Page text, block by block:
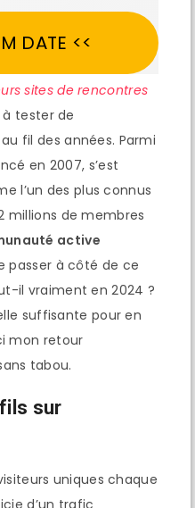
DATE <<
sites de rencontres
à tester de
fil des années. Parmi
en 2007, s’est
l’un des plus connus
millions de membres
active
passer à côté de ce
il vraiment en 2024 ?
suffisante pour en
mon retour
tabou.
sur
uniques chaque